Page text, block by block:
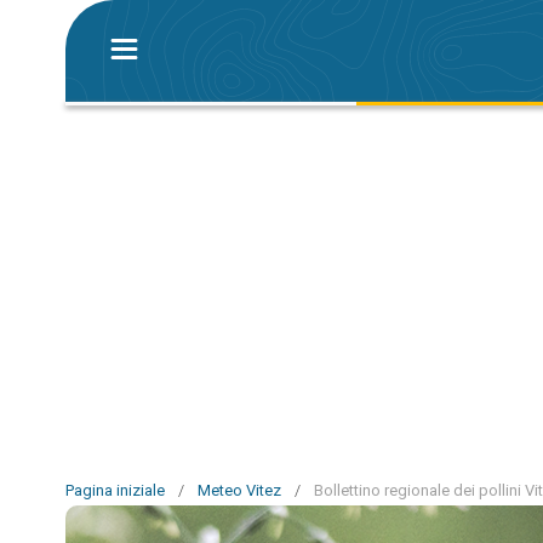
Pagina iniziale / Meteo Vitez / Bollettino regionale dei pollini